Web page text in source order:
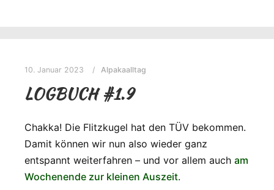
10. Januar 2023 Alpakaalltag
LOGBUCH #1.9
Chakka! Die Flitzkugel hat den TÜV bekommen.
Damit können wir nun also wieder ganz
entspannt weiterfahren – und vor allem auch am
Wochenende zur kleinen Auszeit.